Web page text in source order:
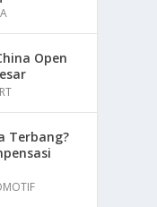
Open
Terbang?